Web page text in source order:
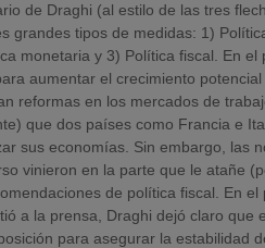
de Draghi (al estilo de las tres
grandes tipos de medidas: 1)
monetaria y 3) Política fiscal. En el
aumentar el crecimiento
reformas en los mercados de
que dos países como Francia e
sus economías. Sin embargo, las
vinieron en la parte que le atañe
de política fiscal. En
a la prensa, Draghi dejó claro que
para asegurar la estabilidad